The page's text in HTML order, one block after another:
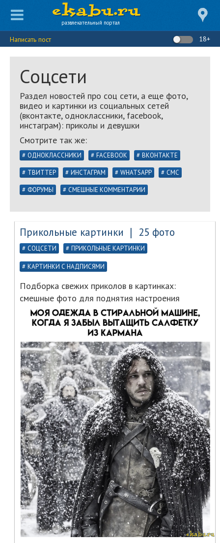
развлекательный портал
Написать пост 18+
Соцсети
Раздел новостей про соц сети, а еще фото,
видео и картинки из социальных сетей
(вконтакте, одноклассники, facebook,
инстаграм): приколы и девушки
Смотрите так же:
ОДНОКЛАССНИКИ FACEBOOK ВКОНТАКТЕ
ТВИТТЕР ИНСТАГРАМ WHATSAPP СМС
ФОРУМЫ СМЕШНЫЕ КОММЕНТАРИИ
Прикольные картинки ❘ 25 фото
СОЦСЕТИ ПРИКОЛЬНЫЕ КАРТИНКИ
КАРТИНКИ С НАДПИСЯМИ
Подборка свежих приколов в картинках:
смешные фото для поднятия настроения